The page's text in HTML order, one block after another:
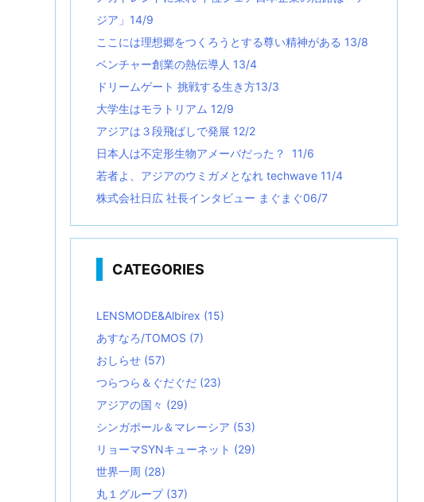
ジア」14/9
ここには理想郷をつくろうとする尊い精神がある 13/8
ベンチャー創業の熱伝導人 13/4
ドリームゲート 挑戦する生き方13/3
大学生はモラトリアム 12/9
アジアは３段飛ばしで発展 12/2
日本人は不定形生物アメーバだった？ 11/6
若者よ、アジアのウミガメとなれ techwave 11/4
株式会社日広 社長インタビュー まぐまぐ06/7
CATEGORIES
LENSMODE&Albirex (15)
あすなろ/TOMOS (7)
おしらせ (57)
つらつら＆ぐだぐだ (23)
アジアの国々 (29)
シンガポール＆マレーシア (53)
リョーマSYNキューネット (29)
世界一周 (28)
丸１グループ (37)